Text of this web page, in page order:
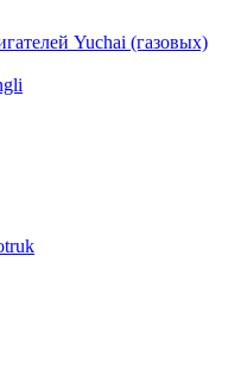
Yuchai (газовых)